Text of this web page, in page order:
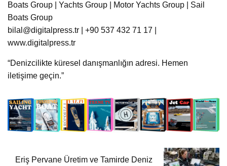
Boats Group | Yachts Group | Motor Yachts Group | Sail
Boats Group
bilal@digitalpress.tr | +90 537 432 71 17 |
www.digitalpress.tr
“Denizcilikte küresel danışmanlığın adresi. Hemen
iletişime geçin.”
Eriş Pervane Üretim ve Tamirde Deniz